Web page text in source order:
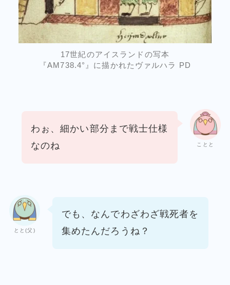
17世紀のアイスランドの写本
『AM738.4°』に描かれたヴァルハラ PD
ことと
わぉ、細かい部分まで戦士仕様
なのね
とと(父)
でも、なんでわざわざ戦死者を
集めたんだろうね？